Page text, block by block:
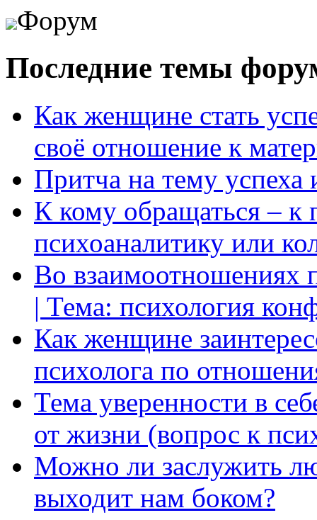
Форум
Последние темы
Как женщине стать
своё отношение к
Притча на тему успеха
К кому обращаться – к
психоаналитику или
Во взаимоотношениях
| Тема: психология
Как женщине
психолога по
Тема уверенности в
от жизни (вопрос к
Можно ли заслужить
выходит нам боком?